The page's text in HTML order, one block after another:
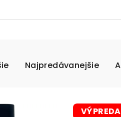
Najpredávanejšie